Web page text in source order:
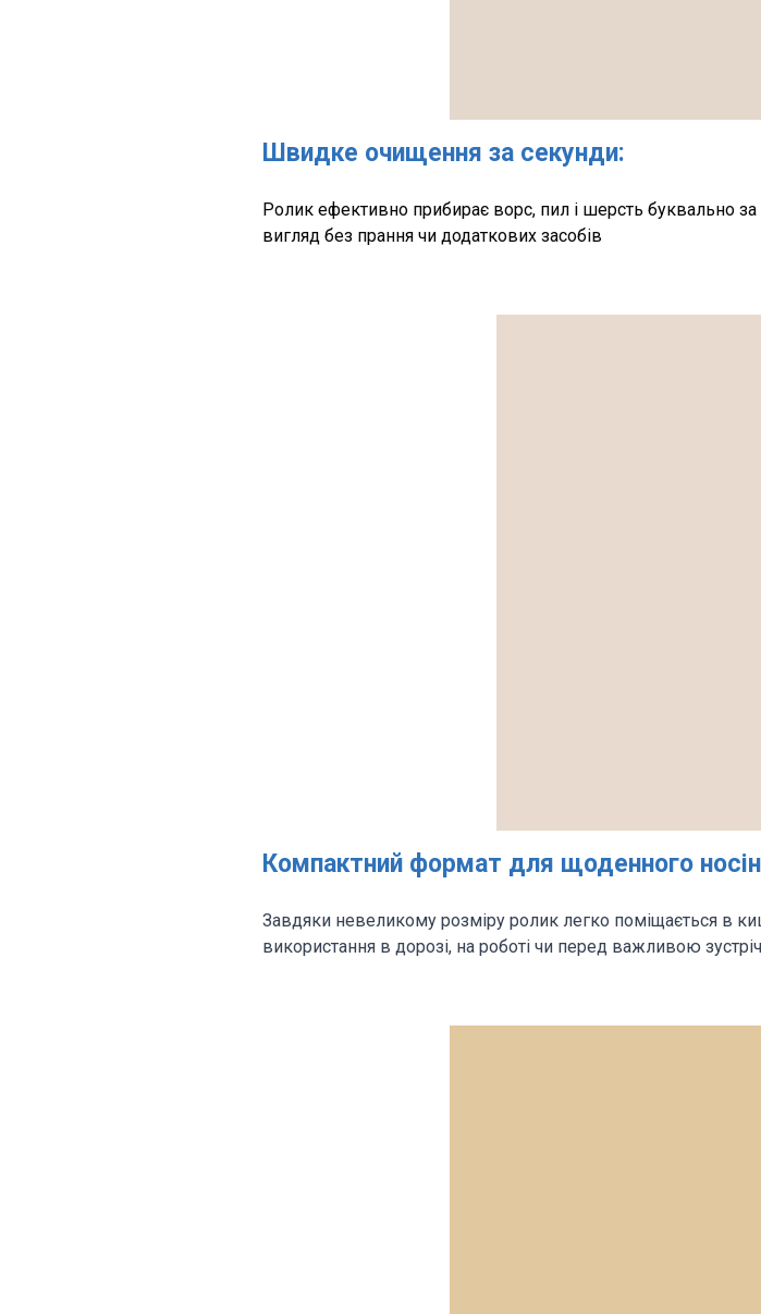
Швидке очищення за секунди:
Ролик ефективно прибирає ворс, пил і шерсть буквально
вигляд без прання чи додаткових засобів
Компактний формат для щоденного
Завдяки невеликому розміру ролик легко поміщається в
використання в дорозі, на роботі чи перед важливою